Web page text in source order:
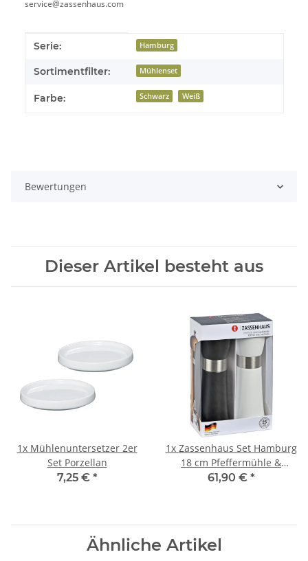
service@zassenhaus.com
Produkteigenschaft
Wert
Serie: Hamburg
Sortimentfilter: Mühlenset
Farbe: Schwarz Weiß
Bewertungen
Dieser Artikel besteht aus
1x Mühlenuntersetzer 2er
Set Porzellan
7,25 € *
1x Zassenhaus Set Hamburg
18 cm Pfeffermühle &
Salzmühle schwarz weiß
61,90 € *
Ähnliche Artikel